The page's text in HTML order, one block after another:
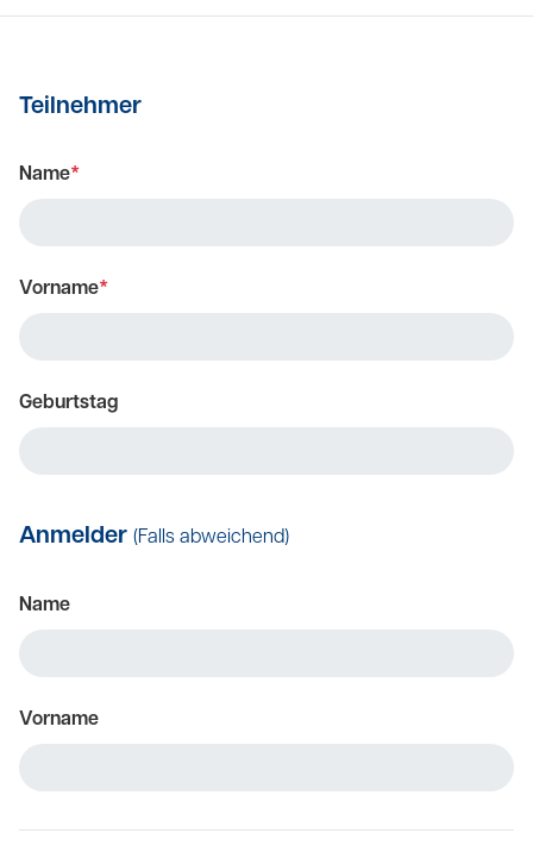
Teilnehmer
Name*
Vorname*
Geburtstag
Anmelder (Falls abweichend)
Name
Vorname